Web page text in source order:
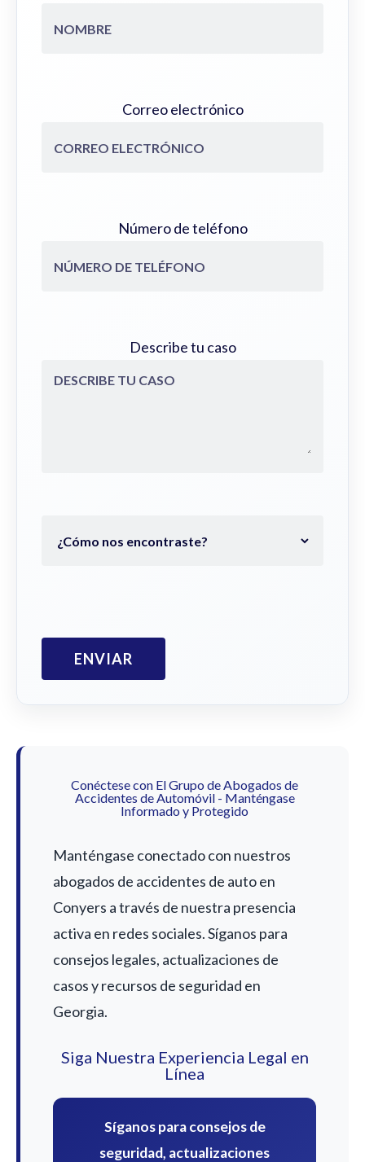
Correo electrónico
Número de teléfono
Describe tu caso
Conéctese con El Grupo de Abogados de
Accidentes de Automóvil - Manténgase
Informado y Protegido
Manténgase conectado con nuestros
abogados de accidentes de auto en
Conyers a través de nuestra presencia
activa en redes sociales. Síganos para
consejos legales, actualizaciones de
casos y recursos de seguridad en
Georgia.
Siga Nuestra Experiencia Legal en
Línea
Síganos para consejos de
seguridad, actualizaciones